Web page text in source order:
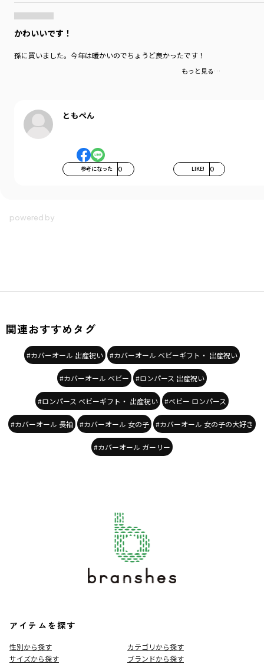
かわいいです！
孫に買いました。今年は暖かいのでちょうど良かったです！
もっと見る…
ともぺん
参考になった 0 LIKE! 0
関連おすすめタグ
#カバーオール 出産祝い #カバーオール ベビーギフト・ 出産祝い
#カバーオール ベビー #ロンパース 出産祝い
#ロンパース ベビーギフト・ 出産祝い #ベビー ロンパース
#カバーオール 長袖 #カバーオール 女の子 #カバーオール 女の子の大好き
#カバーオール ガーリー
アイテムを探す
性別から探す
カテゴリから探す
サイズから探す
ブランドから探す